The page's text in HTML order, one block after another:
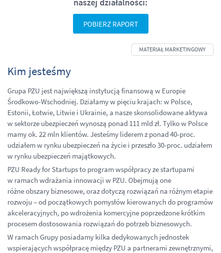
POBIERZ RAPORT
Kim jesteśmy
Grupa PZU jest największą instytucją finansową w Europie
Środkowo-Wschodniej. Działamy w pięciu krajach: w Polsce,
Estonii, Łotwie, Litwie i Ukrainie, a nasze skonsolidowane aktywa
w sektorze ubezpieczeń wynoszą ponad 111 mld zł. Tylko w Polsce
mamy ok. 22 mln klientów. Jesteśmy liderem z ponad 40-proc.
udziałem w rynku ubezpieczeń na życie i przeszło30-proc. udziałem
w rynku ubezpieczeń majątkowych.
PZU Ready for Startups to program współpracy ze startupami
w ramach wdrażania innowacji w PZU. Obejmują one
różne obszary biznesowe, oraz dotyczą rozwiązań na różnym etapie
rozwoju – od początkowych pomysłów kierowanych do programów
akceleracyjnych, po wdrożenia komercyjne poprzedzone krótkim
procesem dostosowania rozwiązań do potrzeb biznesowych.
W ramach Grupy posiadamy kilka dedykowanych jednostek
wspierających współpracę między PZU a partnerami zewnętrznymi,